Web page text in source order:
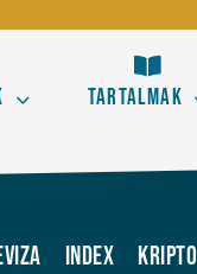
Tartalmak
Index Kripto